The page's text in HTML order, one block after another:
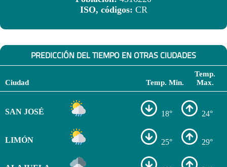
ISO, códigos: CR
PREDICCIÓN DEL TIEMPO EN OTRAS CIUDADES
Ciudad Temp. Min.
Temp.
Max.
SAN JOSÉ 18° 24°
LIMÓN 25° 29°